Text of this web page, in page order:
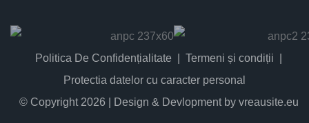
Politica De Confidențialitate
Termeni și condiții
Protectia datelor cu caracter personal
© Copyright 2026 | Design & Devlopment by vreausite.eu